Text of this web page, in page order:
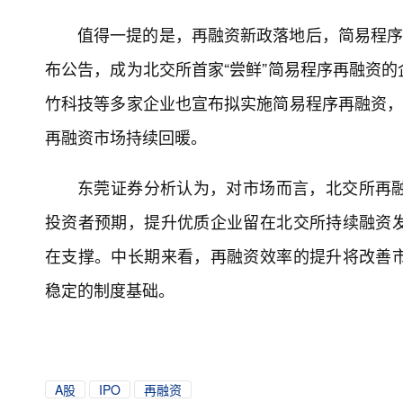
值得一提的是，再融资新政落地后，简易程
布公告，成为北交所首家“尝鲜”简易程序再融资
竹科技等多家企业也宣布拟实施简易程序再融资
再融资市场持续回暖。
东莞证券分析认为，对市场而言，北交所
投资者预期，提升优质企业留在北交所持续融
在支撑。中长期来看，再融资效率的提升将改
稳定的制度基础。
A股 IPO 再融资